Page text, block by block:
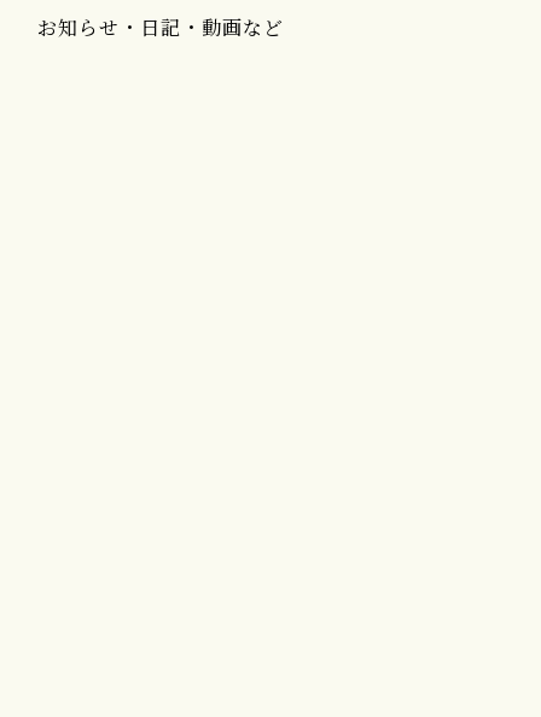
お知らせ・日記・動画など